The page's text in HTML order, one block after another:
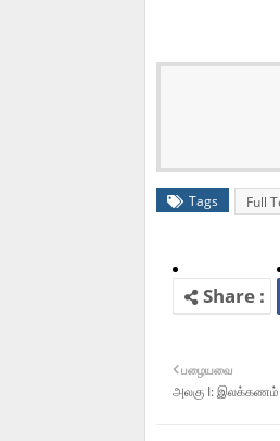
Tags Full
பழையவை
அலகு I: இலக்கணம்